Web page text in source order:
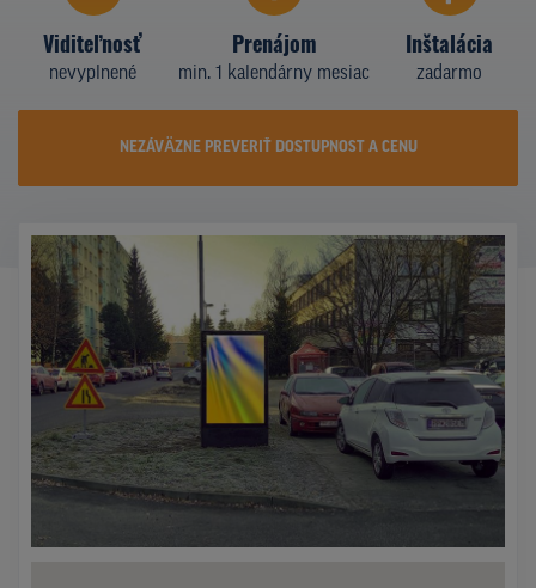
Z PRAXE
Viditeľnosť
nevyplnené
Prenájom
min. 1 kalendárny mesiac
Inštalácia
zadarmo
NEZÁVÄZNE PREVERIŤ DOSTUPNOST A CENU